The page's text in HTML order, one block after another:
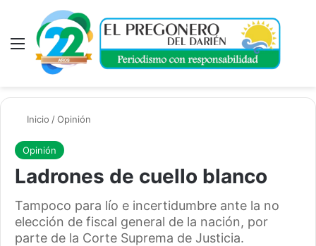
Menú
Inicio /Opinión
Opinión
Ladrones de cuello blanco
Tampoco para lío e incertidumbre ante la no
elección de fiscal general de la nación, por
parte de la Corte Suprema de Justicia.